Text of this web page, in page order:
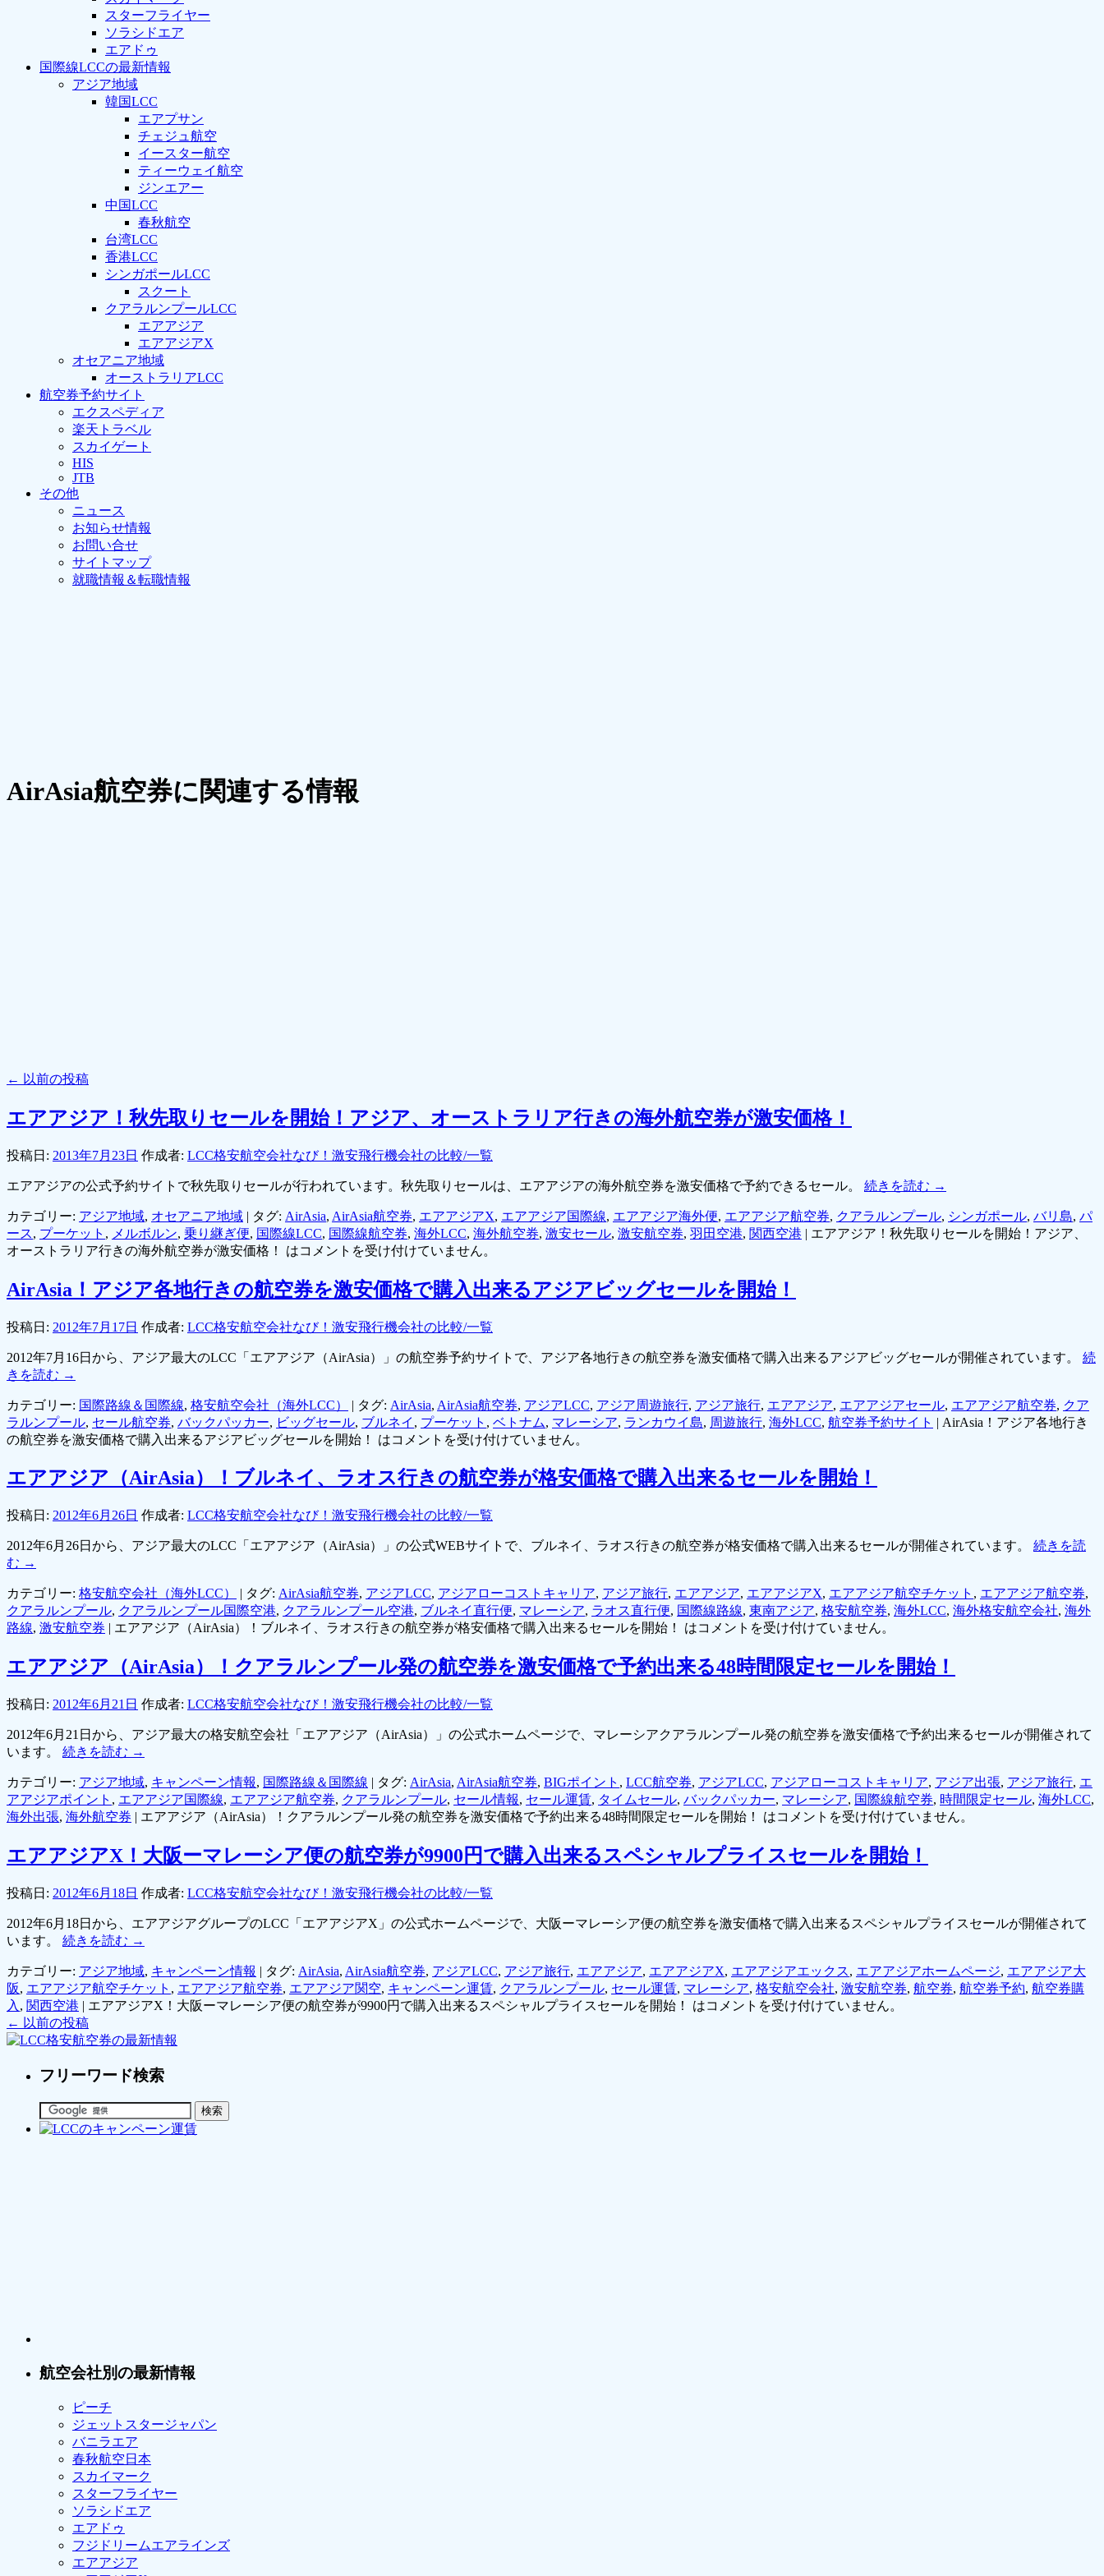
スターフライヤー
ソラシドエア
エアドゥ
国際線LCCの最新情報
アジア地域
韓国LCC
エアプサン
チェジュ航空
イースター航空
ティーウェイ航空
ジンエアー
中国LCC
春秋航空
台湾LCC
香港LCC
シンガポールLCC
スクート
クアラルンプールLCC
エアアジア
エアアジアX
オセアニア地域
オーストラリアLCC
航空券予約サイト
エクスペディア
楽天トラベル
スカイゲート
HIS
JTB
その他
ニュース
お知らせ情報
お問い合せ
サイトマップ
就職情報＆転職情報
AirAsia航空券に関連する情報
← 以前の投稿
エアアジア！秋先取りセールを開始！アジア、オーストラリア行きの海外航空券が激安価格！
投稿日: 2013年7月23日 作成者: LCC格安航空会社なび！激安飛行機会社の比較/一覧
エアアジアの公式予約サイトで秋先取りセールが行われています。秋先取りセールは、エアアジアの海外航空券を激安価格で予約できるセール。 続きを読む →
カテゴリー: アジア地域, オセアニア地域 | タグ: AirAsia, AirAsia航空券, エアアジアX, エアアジア国際線, エアアジア海外便, エアアジア航空券, クアラルンプール, シンガポール, バリ島, パ
ース, プーケット , メルボルン, 乗り継ぎ便, 国際線LCC, 国際線航空券, 海外LCC, 海外航空券, 激安セール, 激安航空券, 羽田空港, 関西空港 | エアアジア！秋先取りセールを開始！アジア、
オーストラリア行きの海外航空券が激安価格！ はコメントを受け付けていません。
AirAsia！アジア各地行きの航空券を激安価格で購入出来るアジアビッグセールを開始！
投稿日: 2012年7月17日 作成者: LCC格安航空会社なび！激安飛行機会社の比較/一覧
2012年7月16日から、アジア最大のLCC「エアアジア（AirAsia）」の航空券予約サイトで、アジア各地行きの航空券を激安価格で購入出来るアジアビッグセールが開催されています。 続
きを読む →
カテゴリー: 国際路線＆国際線, 格安航空会社（海外LCC） | タグ: AirAsia, AirAsia航空券, アジアLCC, アジア周遊旅行, アジア旅行, エアアジア, エアアジアセール, エアアジア航空券, クア
ラルンプール, セール航空券, バックパッカー, ビッグセール, ブルネイ , プーケット , ベトナム, マレーシア, ランカウイ島, 周遊旅行, 海外LCC, 航空券予約サイト | AirAsia！アジア各地行き
の航空券を激安価格で購入出来るアジアビッグセールを開始！ はコメントを受け付けていません。
エアアジア（AirAsia）！ブルネイ、ラオス行きの航空券が格安価格で購入出来るセールを開始！
投稿日: 2012年6月26日 作成者: LCC格安航空会社なび！激安飛行機会社の比較/一覧
2012年6月26日から、アジア最大のLCC「エアアジア（AirAsia）」の公式WEBサイトで、ブルネイ、ラオス行きの航空券が格安価格で購入出来るセールが開催されています。 続きを読
む →
カテゴリー: 格安航空会社（海外LCC） | タグ: AirAsia航空券, アジアLCC, アジアローコストキャリア, アジア旅行, エアアジア, エアアジアX, エアアジア航空チケット , エアアジア航空券,
クアラルンプール, クアラルンプール国際空港, クアラルンプール空港, ブルネイ直行便, マレーシア, ラオス直行便, 国際線路線, 東南アジア, 格安航空券, 海外LCC, 海外格安航空会社, 海外
路線, 激安航空券 | エアアジア（AirAsia）！ブルネイ、ラオス行きの航空券が格安価格で購入出来るセールを開始！ はコメントを受け付けていません。
エアアジア（AirAsia）！クアラルンプール発の航空券を激安価格で予約出来る48時間限定セールを開始！
投稿日: 2012年6月21日 作成者: LCC格安航空会社なび！激安飛行機会社の比較/一覧
2012年6月21日から、アジア最大の格安航空会社「エアアジア（AirAsia）」の公式ホームページで、マレーシアクアラルンプール発の航空券を激安価格で予約出来るセールが開催されて
います。 続きを読む →
カテゴリー: アジア地域, キャンペーン情報, 国際路線＆国際線 | タグ: AirAsia, AirAsia航空券, BIGポイント , LCC航空券, アジアLCC, アジアローコストキャリア, アジア出張, アジア旅行, エ
アアジアポイント , エアアジア国際線, エアアジア航空券, クアラルンプール, セール情報, セール運賃, タイムセール, バックパッカー, マレーシア, 国際線航空券, 時間限定セール, 海外LCC,
海外出張, 海外航空券 | エアアジア（AirAsia）！クアラルンプール発の航空券を激安価格で予約出来る48時間限定セールを開始！ はコメントを受け付けていません。
エアアジアX！大阪ーマレーシア便の航空券が9900円で購入出来るスペシャルプライスセールを開始！
投稿日: 2012年6月18日 作成者: LCC格安航空会社なび！激安飛行機会社の比較/一覧
2012年6月18日から、エアアジアグループのLCC「エアアジアX」の公式ホームページで、大阪ーマレーシア便の航空券を激安価格で購入出来るスペシャルプライスセールが開催されて
います。 続きを読む →
カテゴリー: アジア地域, キャンペーン情報 | タグ: AirAsia, AirAsia航空券, アジアLCC, アジア旅行, エアアジア, エアアジアX, エアアジアエックス, エアアジアホームページ, エアアジア大
阪, エアアジア航空チケット , エアアジア航空券, エアアジア関空, キャンペーン運賃, クアラルンプール, セール運賃, マレーシア, 格安航空会社, 激安航空券, 航空券, 航空券予約, 航空券購
入 , 関西空港 | エアアジアX！大阪ーマレーシア便の航空券が9900円で購入出来るスペシャルプライスセールを開始！ はコメントを受け付けていません。
← 以前の投稿
フリーワード検索
航空会社別の最新情報
ピーチ
ジェットスタージャパン
バニラエア
春秋航空日本
スカイマーク
スターフライヤー
ソラシドエア
エアドゥ
フジドリームエアラインズ
エアアジア